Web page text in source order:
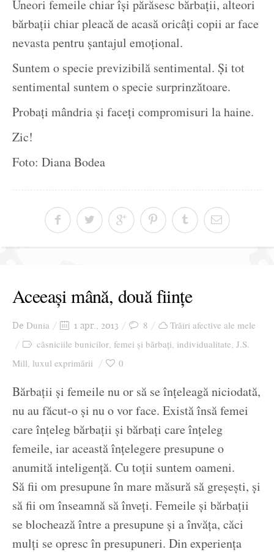
Uneori femeile chiar își părăsesc bărbații, alteori
bărbații chiar pleacă de acasă oricâți copii ar face
nevasta pentru șantajul emoțional.
Suntem o specie previzibilă sentimental. Și tot
sentimental suntem o specie surprinzătoare.
Probați mândria și faceți compromisuri la haine.
Zic!
Foto: Diana Bodea
Aceeași mână, două ființe
De Dunia 1 apr., 2013 8
Trăiri afective ale mele
căsniciile bunicilor femei și bărbați individualitate J.S.
Mill luxul exprimării 0
Bărbații și femeile nu or să se înțeleagă niciodată,
nu au făcut-o și nu o vor face. Există însă femei
care înțeleg bărbații și bărbați care înțeleg
femeile, iar această înțelegere presupune o
anumită inteligență. Cu toții suntem oameni.
Să fii om presupune în mare măsură să greșești, și
să fii om înseamnă să înveți. Femeile și bărbații
se blochează între a presupune și a învăța, căci
mulți se opresc în presupuneri. Din experiența